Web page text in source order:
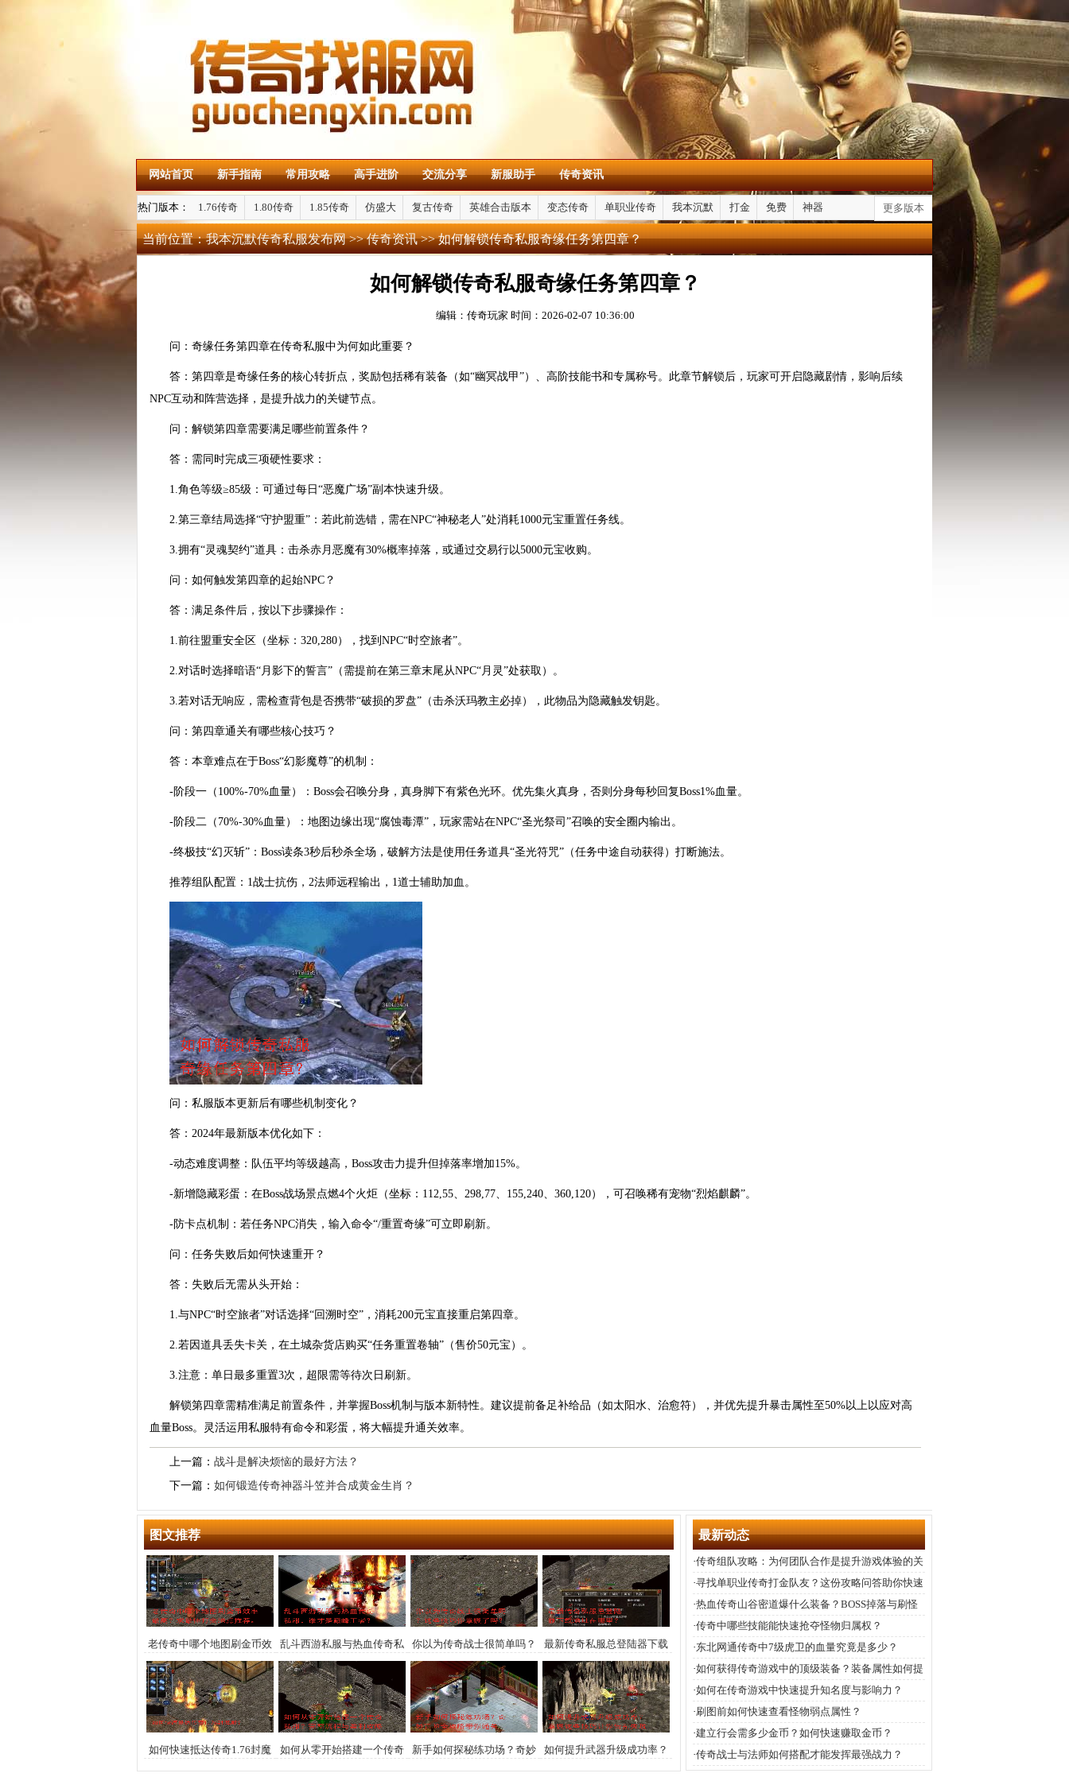
网站首页 新手指南 常用攻略 高手进阶 交流分享 新服助手 传奇资讯
热门版本： 1.76传奇 1.80传奇 1.85传奇 仿盛大 复古传奇 英雄合击版本 变态传奇 单职业传奇 我本沉默 打金 免费 神器 更多版本
当前位置：我本沉默传奇私服发布网>>传奇资讯>> 如何解锁传奇私服奇缘任务第四章？
如何解锁传奇私服奇缘任务第四章？
编辑：传奇玩家 时间：2026-02-07 10:36:00
问：奇缘任务第四章在传奇私服中为何如此重要？
答：第四章是奇缘任务的核心转折点，奖励包括稀有装备（如“幽冥战甲”）、高阶技能书和专属称号。此章节解锁后，玩家可开启隐藏剧情，影响后续
NPC互动和阵营选择，是提升战力的关键节点。
问：解锁第四章需要满足哪些前置条件？
答：需同时完成三项硬性要求：
1.角色等级≥85级：可通过每日“恶魔广场”副本快速升级。
2.第三章结局选择“守护盟重”：若此前选错，需在NPC“神秘老人”处消耗1000元宝重置任务线。
3.拥有“灵魂契约”道具：击杀赤月恶魔有30%概率掉落，或通过交易行以5000元宝收购。
问：如何触发第四章的起始NPC？
答：满足条件后，按以下步骤操作：
1.前往盟重安全区（坐标：320,280），找到NPC“时空旅者”。
2.对话时选择暗语“月影下的誓言”（需提前在第三章末尾从NPC“月灵”处获取）。
3.若对话无响应，需检查背包是否携带“破损的罗盘”（击杀沃玛教主必掉），此物品为隐藏触发钥匙。
问：第四章通关有哪些核心技巧？
答：本章难点在于Boss“幻影魔尊”的机制：
-阶段一（100%-70%血量）：Boss会召唤分身，真身脚下有紫色光环。优先集火真身，否则分身每秒回复Boss1%血量。
-阶段二（70%-30%血量）：地图边缘出现“腐蚀毒潭”，玩家需站在NPC“圣光祭司”召唤的安全圈内输出。
-终极技“幻灭斩”：Boss读条3秒后秒杀全场，破解方法是使用任务道具“圣光符咒”（任务中途自动获得）打断施法。
推荐组队配置：1战士抗伤，2法师远程输出，1道士辅助加血。
问：私服版本更新后有哪些机制变化？
答：2024年最新版本优化如下：
-动态难度调整：队伍平均等级越高，Boss攻击力提升但掉落率增加15%。
-新增隐藏彩蛋：在Boss战场景点燃4个火炬（坐标：112,55、298,77、155,240、360,120），可召唤稀有宠物“烈焰麒麟”。
-防卡点机制：若任务NPC消失，输入命令“/重置奇缘”可立即刷新。
问：任务失败后如何快速重开？
答：失败后无需从头开始：
1.与NPC“时空旅者”对话选择“回溯时空”，消耗200元宝直接重启第四章。
2.若因道具丢失卡关，在土城杂货店购买“任务重置卷轴”（售价50元宝）。
3.注意：单日最多重置3次，超限需等待次日刷新。
解锁第四章需精准满足前置条件，并掌握Boss机制与版本新特性。建议提前备足补给品（如太阳水、治愈符），并优先提升暴击属性至50%以上以应对高
血量Boss。灵活运用私服特有命令和彩蛋，将大幅提升通关效率。
上一篇： 战斗是解决烦恼的最好方法？
下一篇： 如何锻造传奇神器斗笠并合成黄金生肖？
最新动态
·传奇组队攻略：为何团队合作是提升游戏体验的关
键？
·寻找单职业传奇打金队友？这份攻略问答助你快速
组队变强
·热血传奇山谷密道爆什么装备？BOSS掉落与刷怪
攻略全解析
·传奇中哪些技能能快速抢夺怪物归属权？
·东北网通传奇中7级虎卫的血量究竟是多少？
·如何获得传奇游戏中的顶级装备？装备属性如何提
升？
·如何在传奇游戏中快速提升知名度与影响力？
·刷图前如何快速查看怪物弱点属性？
·建立行会需多少金币？如何快速赚取金币？
·传奇战士与法师如何搭配才能发挥最强战力？
图文推荐
老传奇中哪个地图刷金币效
率最高？求最佳打金地点推
荐。
乱斗西游私服与热血传奇私
服，谁才是巅峰王者？
你以为传奇战士很简单吗？
这些技巧你掌握了吗？
最新传奇私服总登陆器下载
地址在哪里？
如何快速抵达传奇1.76封魔
殿？
如何从零开始搭建一个传奇
私服？完整流程与盈利攻略
新手如何探秘练功场？奇妙
冒险全攻略带你通关
如何提升武器升级成功率？
掌握这些技巧让你告别失败